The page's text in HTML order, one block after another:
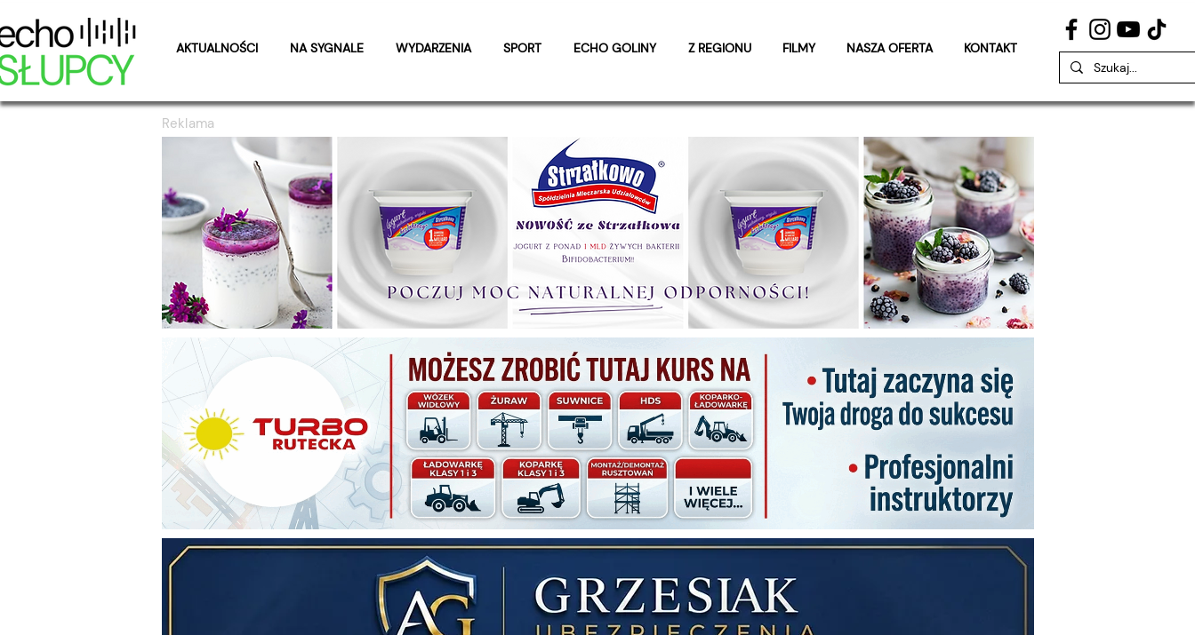
AKTUALNOŚCI NA SYGNALE WYDARZENIA SPORT ECHO GOLINY Z REGIONU FILMY NASZA OFERTA KONTAKT
Reklama